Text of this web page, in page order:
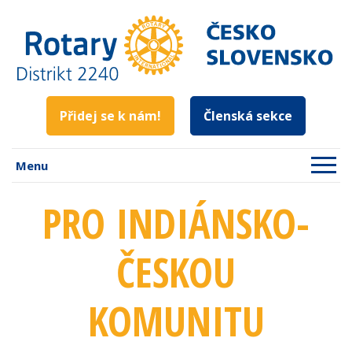
Přidej se k nám! Členská sekce
Menu
PRO INDIÁNSKO-
ČESKOU
KOMUNITU